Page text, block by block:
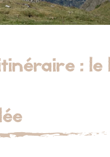
: le